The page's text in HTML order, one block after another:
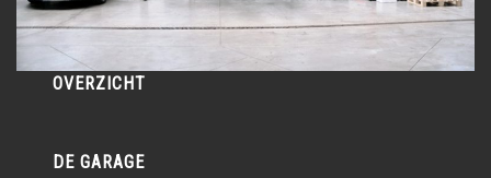
OVERZICHT
DE GARAGE